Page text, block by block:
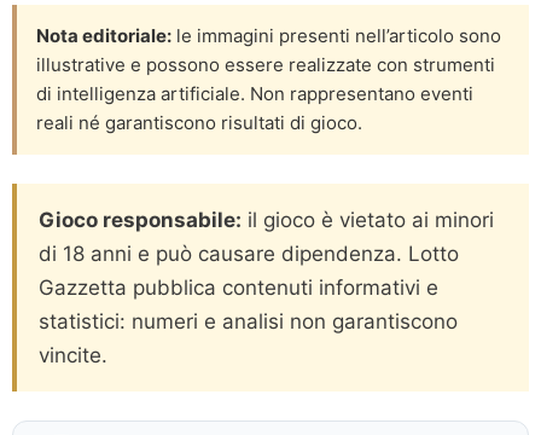
Nota editoriale: le immagini presenti nell’articolo sono
illustrative e possono essere realizzate con strumenti
di intelligenza artificiale. Non rappresentano eventi
reali né garantiscono risultati di gioco.
Gioco responsabile: il gioco è vietato ai minori
di 18 anni e può causare dipendenza. Lotto
Gazzetta pubblica contenuti informativi e
statistici: numeri e analisi non garantiscono
vincite.